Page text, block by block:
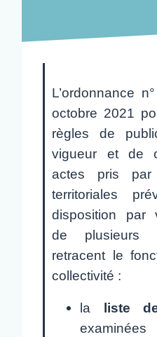
L’ordonnance
octobre 2021
règles de
vigueur et de
actes pris par
territoriales
disposition par
de plusieurs
retracent le
collectivité :
la liste